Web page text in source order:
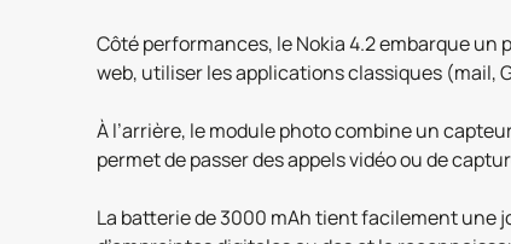
Côté performances, le Nokia 4.2 embarque un
web, utiliser les applications classiques (mail,
À l’arrière, le module photo combine un
permet de passer des appels vidéo ou de
La batterie de 3000 mAh tient facilement une